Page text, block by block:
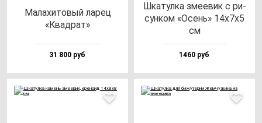
Мала­хи­то­вый ла­рец
«Квад­рат»
31 800 руб
Шка­тул­ка зме­евик с ри­
сун­ком «Осень» 14х7х5
см
1460 руб